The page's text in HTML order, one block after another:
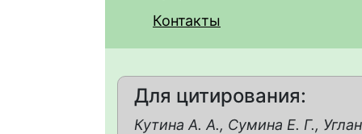
Контакты
Для цитирования:
Кутина А. А., Сумина Е. Г.,